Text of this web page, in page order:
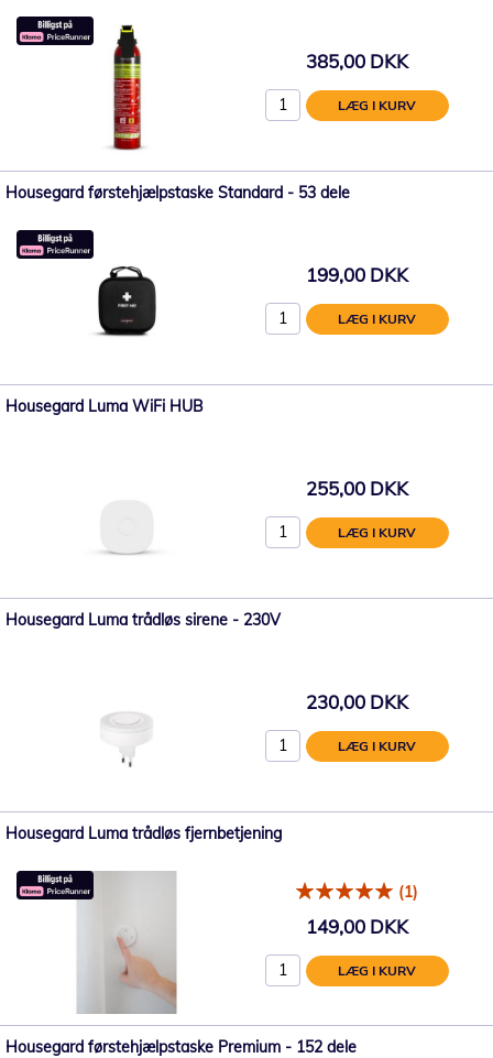
385,00 DKK
LÆG I KURV
Housegard førstehjælpstaske Standard - 53 dele
199,00 DKK
LÆG I KURV
Housegard Luma WiFi HUB
255,00 DKK
LÆG I KURV
Housegard Luma trådløs sirene - 230V
230,00 DKK
LÆG I KURV
Housegard Luma trådløs fjernbetjening
(1)
149,00 DKK
LÆG I KURV
Housegard førstehjælpstaske Premium - 152 dele